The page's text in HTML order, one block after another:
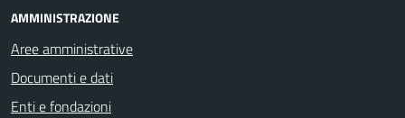
AMMINISTRAZIONE
Aree amministrative
Documenti e dati
Enti e fondazioni